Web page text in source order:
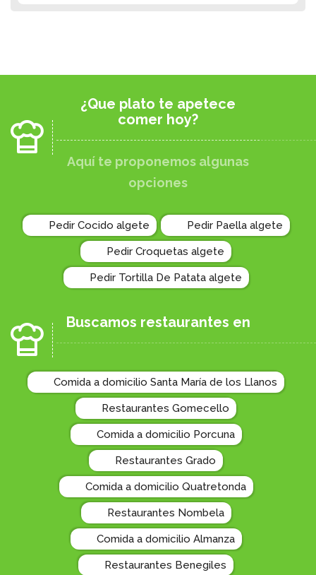
¿Que plato te apetece
comer hoy?
Aquí te proponemos algunas
opciones
Pedir Cocido algete Pedir Paella algete
Pedir Croquetas algete
Pedir Tortilla De Patata algete
Buscamos restaurantes en
Comida a domicilio Santa María de los Llanos
Restaurantes Gomecello
Comida a domicilio Porcuna
Restaurantes Grado
Comida a domicilio Quatretonda
Restaurantes Nombela
Comida a domicilio Almanza
Restaurantes Benegiles